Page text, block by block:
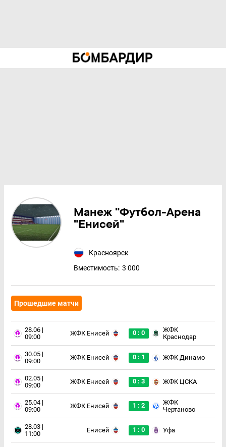
Манеж "Футбол-Арена
"Енисей"
Красноярск
Вместимость: 3 000
Прошедшие матчи
28.06 |
09:00
ЖФК Енисей 0 : 0
ЖФК
Краснодар
30.05 |
09:00
ЖФК Енисей 0 : 1 ЖФК Динамо
02.05 |
09:00
ЖФК Енисей 0 : 3 ЖФК ЦСКА
25.04 |
09:00
ЖФК Енисей 1 : 2
ЖФК
Чертаново
28.03 |
11:00
Енисей 1 : 0 Уфа